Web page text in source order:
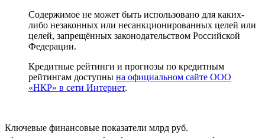
Содержимое не может быть использовано для каких-
либо незаконных или несанкционированных целей или
целей, запрещённых законодательством Российской
Федерации.
Кредитные рейтинги и прогнозы по кредитным
рейтингам доступны на официальном сайте ООО
«НКР» в сети Интернет.
Ключевые финансовые показатели млрд руб.